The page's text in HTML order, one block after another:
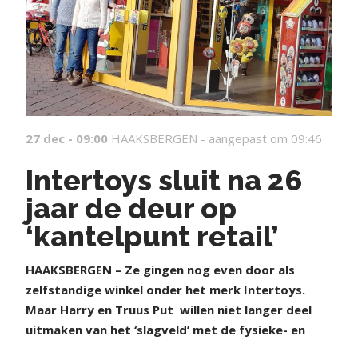
27 dec - 09:00 HAAKSBERGEN - aangepast om 09:46
Intertoys sluit na 26
jaar de deur op
‘kantelpunt retail’
HAAKSBERGEN – Ze gingen nog even door als
zelfstandige winkel onder het merk Intertoys.
Maar Harry en Truus Put willen niet langer deel
uitmaken van het ‘slagveld’ met de fysieke- en